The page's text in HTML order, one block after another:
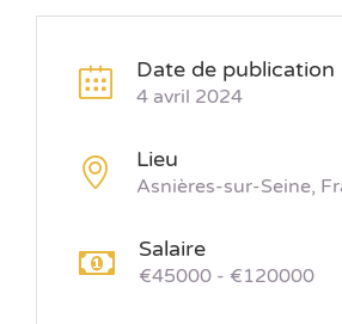
Date de publication
4 avril 2024
Lieu
Asnières-sur-Seine,
Salaire
€45000 - €120000